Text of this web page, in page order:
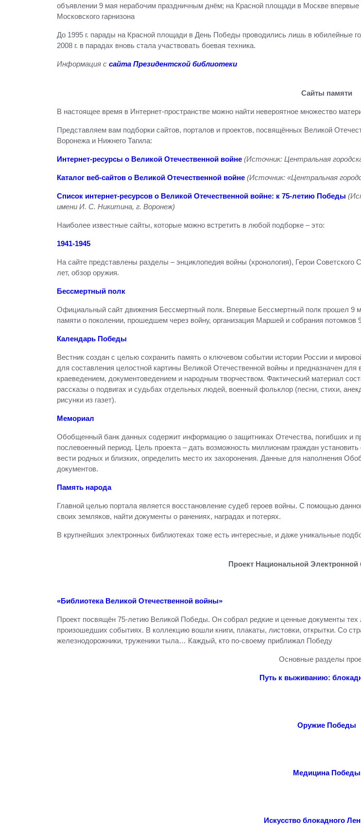
объявлении 9 мая нерабочим праздничным днём; на Красной площади в Москве
Московского гарнизона
До 1995 г. парады на Красной площади в День Победы проводились лишь в юбилейные
2008 г. в парадах вновь стала участвовать боевая техника.
Информация с сайта Президентской библиотеки
Сайты памяти
В настоящее время в Интернет-пространстве можно найти невероятное множество
Представляем вам подборки сайтов, порталов и проектов, посвящённых Великой
Воронежа и Нижнего Тагила:
Интернет-ресурсы о Великой Отечественной войне (Источник: Центральная
Каталог веб-сайтов о Великой Отечественной войне (Источник: «Центральная
Список интернет-ресурсов о Великой Отечественной войне: к 75-летию Победы
имени И. С. Никитина, г. Воронеж)
Наиболее известные сайты, которые можно встретить в любой подборке – это:
1941-1945
На сайте представлены разделы – энциклопедия войны (хронология), Герои
лет, обзор оружия.
Бессмертный полк
Официальный сайт движения Бессмертный полк. Впервые Бессмертный полк прошел 9
памяти о поколении, прошедшем через войну, организация Маршей и собрания потомков
Календарь Победы
Вестник создан с целью сохранить память о ключевом событии истории России и
для составления целостной картины Великой Отечественной войны и предназначен для
краеведением, документоведением и народным творчеством. Фактический материал
рассказы о подвигах и судьбах отдельных людей, военный фольклор (песни, стихи,
рисунки из газет).
Мемориал
Обобщенный банк данных содержит информацию о защитниках Отечества, погибших и
послевоенный период. Цель проекта – дать возможность миллионам граждан
вести родных и близких, определить место их захоронения. Данные для наполнения
документов.
Память народа
Главной целью портала является восстановление судеб героев войны. С помощью
своих земляков, найти документы о ранениях, наградах и потерях.
В крупнейших электронных библиотеках тоже есть интересные, и даже уникальные
Проект Национальной
«Библиотека Великой Отечественной войны»
Проект посвящён 75-летию Великой Победы. Он собрал редкие и ценные документы тех
произошедших событиях. В коллекцию вошли книги, плакаты, листовки, открытки. Со
железнодорожники, труженики тыла… Каждый, кто по-своему приближал Победу
Основные разделы
Путь к выживанию:
Оружие Победы
Медицина Победы
Искусство блокадного